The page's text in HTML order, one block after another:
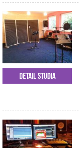
Detail studia